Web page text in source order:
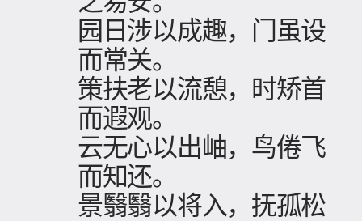
园日涉以成趣，门虽设
而常关。
策扶老以流憩，时矫首
而遐观。
云无心以出岫，鸟倦飞
而知还。
景翳翳以将入，抚孤松